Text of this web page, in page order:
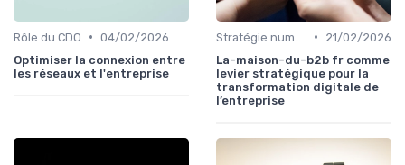
Rôle du CDO • 04/02/2026
Optimiser la connexion entre
les réseaux et l'entreprise
•
21/02/2026
La-maison-du-b2b fr comme
levier stratégique pour la
transformation digitale de
l’entreprise